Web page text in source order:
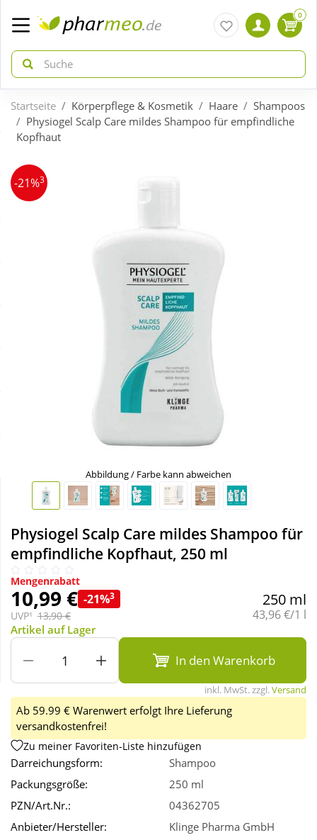
zurück
Aktuelle Coupons
zurück
Arzneimittel
Körperpflege & Kosmetik
Natur & Homöopathie
Sanitätshaus
Sport & Fitness
Tierbedarf
0
Startseite Körperpflege & Kosmetik Haare
Shampoos
Physiogel Scalp Care mildes Shampoo für empfindliche
Kopfhaut
-21%3
Abbildung / Farbe kann abweichen
Physiogel Scalp Care mildes Shampoo für
empfindliche Kopfhaut, 250 ml
Mengenrabatt
10,99 € -21%3
UVP¹ 13,90 €
250 ml
Grundpreis:
43,96 €/1 l
Artikel auf Lager
In den Warenkorb
inkl. MwSt. zzgl.Versand
Ab 59.99 € Warenwert erfolgt Ihre Lieferung
versandkostenfrei!
Zu meiner Favoriten-Liste hinzufügen
Darreichungsform:
Shampoo
Packungsgröße:
250 ml
PZN/Art.Nr.:
04362705
Anbieter/Hersteller:
Klinge Pharma GmbH